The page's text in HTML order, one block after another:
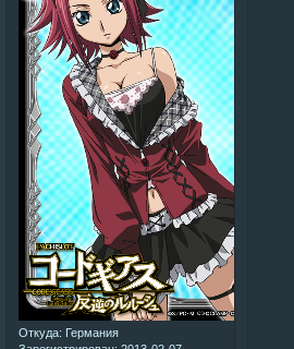
Откуда: Германия